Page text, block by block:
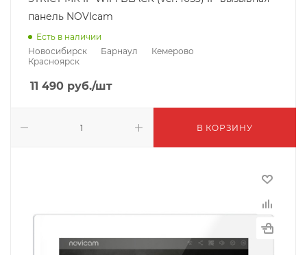
панель NOVIcam
Есть в наличии
Новосибирск
Барнаул
Кемерово
Красноярск
11 490 руб./шт
В КОРЗИНУ